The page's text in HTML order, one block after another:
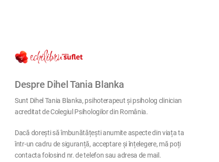
Despre Dihel Tania Blanka
Sunt Dihel Tania Blanka, psihoterapeut și psiholog clinician
acreditat de Colegiul Psihologilor din România.
Dacă dorești să îmbunătățești anumite aspecte din viața ta
într-un cadru de siguranță, acceptare și înțelegere, mă poți
contacta folosind nr. de telefon sau adresa de mail.